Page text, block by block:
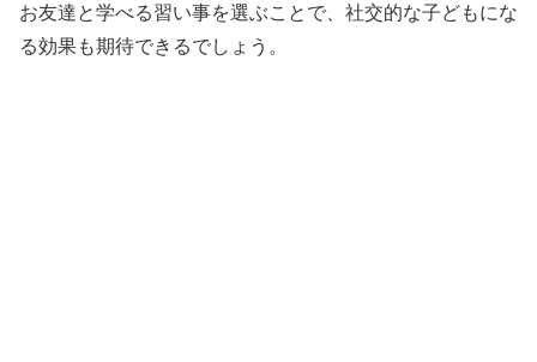
お友達と学べる習い事を選ぶことで、社交的な子どもにな
る効果も期待できるでしょう。